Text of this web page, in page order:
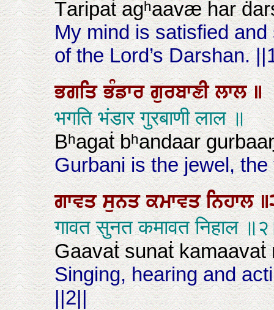
Ṫaripaṫ agʰaavæ har
My mind is satisfied
of the Lord’s Darshan.
ਭਗਤਿਭੰਡਾਰਗੁਰਬਾਣੀਲਾਲ॥
भगति भंडार गुरबाणी लाल ॥
Bʰagaṫ bʰandaar
Gurbani is the jewel,
ਗਾਵਤਸੁਨਤਕਮਾਵਤਨਿਹਾਲ
गावत सुनत कमावत निहाल
Gaavaṫ sunaṫ kamaavaṫ
Singing, hearing and
||2||